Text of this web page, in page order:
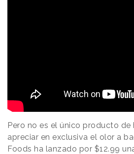
Pero no es el único producto
apreciar en exclusiva el olor a
Foods ha lanzado por $12.99